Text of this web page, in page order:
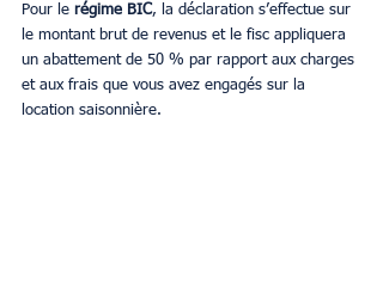
Pour le régime BIC, la déclaration s’effectue sur
le montant brut de revenus et le fisc appliquera
un abattement de 50 % par rapport aux charges
et aux frais que vous avez engagés sur la
location saisonnière.